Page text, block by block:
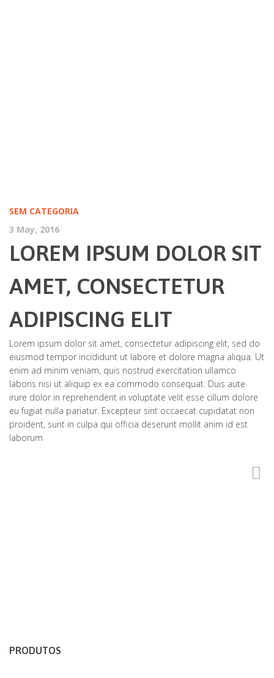
SEM CATEGORIA
3 May, 2016
LOREM IPSUM DOLOR SIT
AMET, CONSECTETUR
ADIPISCING ELIT
Lorem ipsum dolor sit amet, consectetur adipiscing elit, sed do
eiusmod tempor incididunt ut labore et dolore magna aliqua. Ut
enim ad minim veniam, quis nostrud exercitation ullamco
laboris nisi ut aliquip ex ea commodo consequat. Duis aute
irure dolor in reprehenderit in voluptate velit esse cillum dolore
eu fugiat nulla pariatur. Excepteur sint occaecat cupidatat non
proident, sunt in culpa qui officia deserunt mollit anim id est
laborum
PRODUTOS